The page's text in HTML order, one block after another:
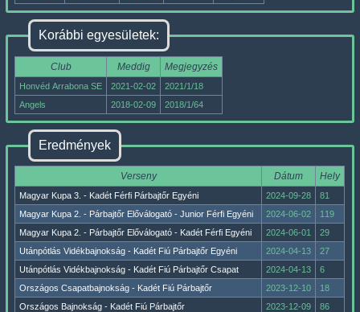
Korábbi egyesületek:
Club Meddig Megjegyzés
Honvéd Arrabona SE 2021-02-02
2021/1/18
Angels
2018-02-09 2018/1/64
Eredmények
Verseny Dátum Hely
Magyar Kupa 3. - Kadét Férfi Párbajtőr Egyéni 2024-09-28
81
Magyar Kupa 2. - Párbajtőr Előválogató - Junior Férfi Egyéni
2024-06-02
119
Magyar Kupa 2. - Párbajtőr Előválogató - Kadét Férfi Egyéni
2024-06-01
29
Utánpótlás Vidékbajnokság - Kadét Fiú Párbajtőr Egyéni
2024-04-13
27
Utánpótlás Vidékbajnokság - Kadét Fiú Párbajtőr Csapat
2024-04-13
6
Országos Csapatbajnokság - Kadét Fiú Párbajtőr
2023-12-10
18
Országos Bajnokság - Kadét Fiú Párbajtőr
2023-12-09
86